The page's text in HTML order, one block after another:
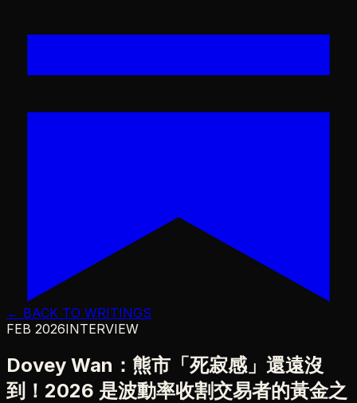
← BACK TO WRITINGS
FEB 2026INTERVIEW
Dovey Wan：熊市「死寂感」還遠沒
到！2026 是波動率收割交易者的黃金之